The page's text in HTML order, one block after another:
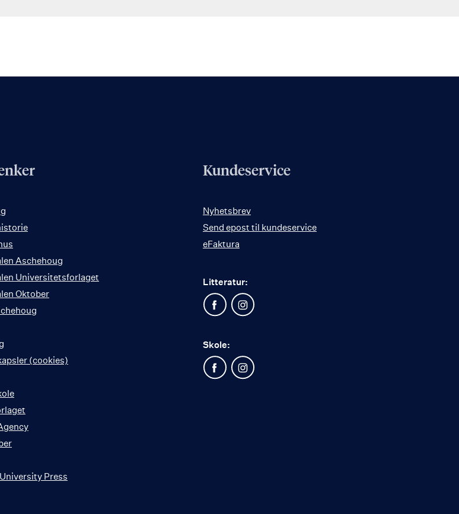
Aschehoug
Universitetsforlaget
Oktober
(cookies)
Press
Kundeservice
Nyhetsbrev
Send epost til kundeservice
eFaktura
Litteratur:
Skole: